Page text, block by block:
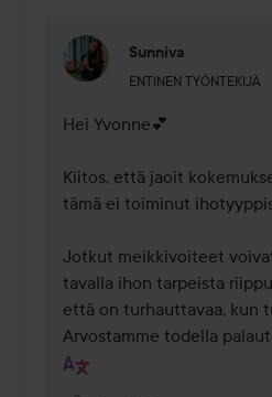
Sunniva
ENTINEN TYÖNTEKIJÄ
Käyttäjän rooli:
Hei Yvonne💕
Kiitos, että jaoit
tämä ei toiminut
Jotkut meikkivoiteet
tavalla ihon tarpeista
että on turhauttavaa, kun
Arvostamme todella